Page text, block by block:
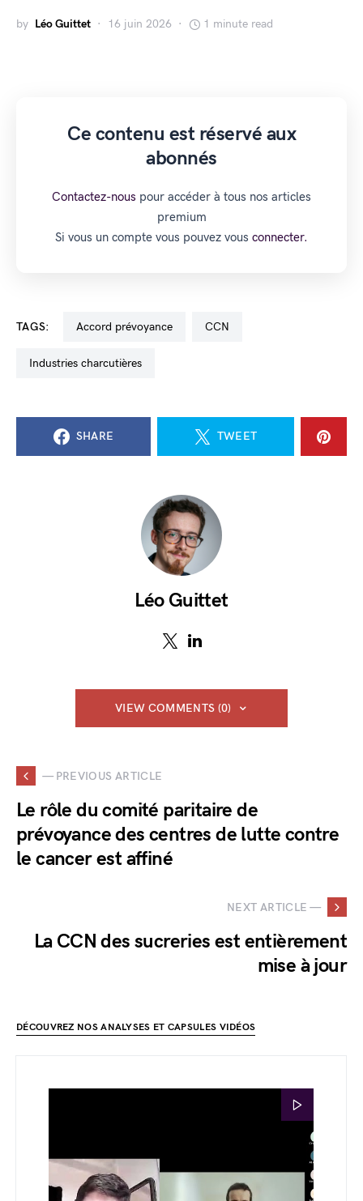
by Léo Guittet 16 juin 2026 1 minute read
Ce contenu est réservé aux
abonnés
Contactez-nous pour accéder à tous nos articles
premium
Si vous un compte vous pouvez vous connecter.
TAGS: accord prévoyance CCN
industries charcutières
SHARE TWEET
Léo Guittet
VIEW COMMENTS (0)
— PREVIOUS ARTICLE
Le rôle du comité paritaire de
prévoyance des centres de lutte contre
le cancer est affiné
NEXT ARTICLE —
La CCN des sucreries est entièrement
mise à jour
DÉCOUVREZ NOS ANALYSES ET CAPSULES VIDÉOS